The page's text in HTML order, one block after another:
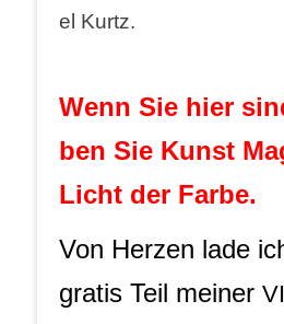
el Kurtz.
Wenn Sie hier
ben Sie Kunst
Licht der Farbe.
Von Her­zen lade
gra­tis Teil mei­ner